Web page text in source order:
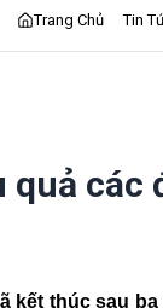
Trang Chủ Tin
quả
kết thúc sau